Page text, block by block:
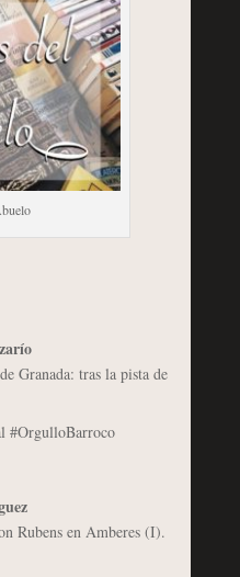
Granada: tras la pista de
#OrgulloBarroco
Rubens en Amberes (I).